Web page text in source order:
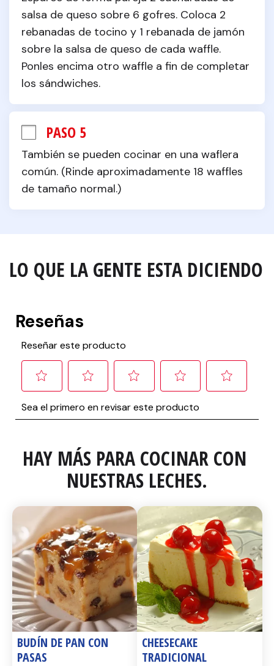
salsa de queso sobre 6 gofres. Coloca 2
rebanadas de tocino y 1 rebanada de jamón
sobre la salsa de queso de cada waffle.
Ponles encima otro waffle a fin de completar
los sándwiches.
PASO 5
También se pueden cocinar en una waflera
común. (Rinde aproximadamente 18 waffles
de tamaño normal.)
LO QUE LA GENTE ESTA DICIENDO
HAY MÁS PARA COCINAR CON
NUESTRAS LECHES.
BUDÍN DE PAN CON
PASAS
CHEESECAKE
TRADICIONAL